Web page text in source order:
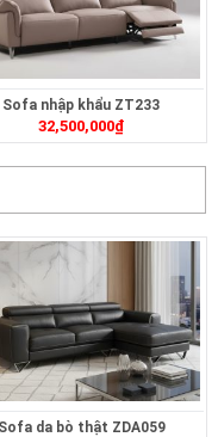
Sofa nhập khẩu ZT233
32,500,000₫
Sofa da bò thật ZDA059